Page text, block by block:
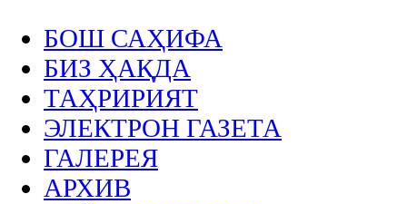
БОШ САҲИФА
БИЗ ҲАҚДА
ТАҲРИРИЯТ
ЭЛЕКТРОН ГАЗЕТА
ГАЛЕРЕЯ
АРХИВ